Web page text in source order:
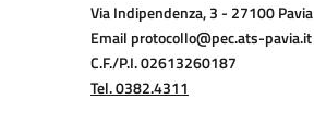
Via Indipendenza, 3 - 27100 Pavia
Email protocollo@pec.ats-pavia.it
C.F./P.I. 02613260187
Tel. 0382.4311